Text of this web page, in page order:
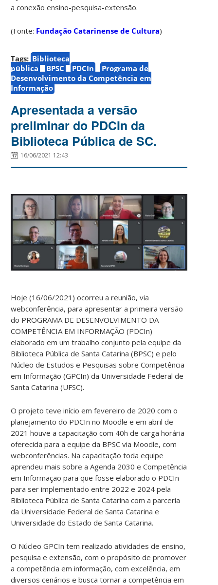
a conexão ensino-pesquisa-extensão.
(Fonte: Fundação Catarinense de Cultura)
Tags: Biblioteca
pública
BPSC PDCIn
Programa de
Desenvolvimento da Competência em
Informação
Apresentada a versão
preliminar do PDCIn da
Biblioteca Pública de SC.
16/06/2021 12:43
Hoje (16/06/2021) ocorreu a reunião, via
webconferência, para apresentar a primeira versão
do PROGRAMA DE DESENVOLVIMENTO DA
COMPETÊNCIA EM INFORMAÇÃO (PDCIn)
elaborado em um trabalho conjunto pela equipe da
Biblioteca Pública de Santa Catarina (BPSC) e pelo
Núcleo de Estudos e Pesquisas sobre Competência
em Informação (GPCIn) da Universidade Federal de
Santa Catarina (UFSC).
O projeto teve início em fevereiro de 2020 com o
planejamento do PDCIn no Moodle e em abril de
2021 houve a capacitação com 40h de carga horária
oferecida para a equipe da BPSC via Moodle, com
webconferências. Na capacitação toda equipe
aprendeu mais sobre a Agenda 2030 e Competência
em Informação para que fosse elaborado o PDCIn
para ser implementado entre 2022 e 2024 pela
Biblioteca Pública de Santa Catarina com a parceria
da Universidade Federal de Santa Catarina e
Universidade do Estado de Santa Catarina.
O Núcleo GPCIn tem realizado atividades de ensino,
pesquisa e extensão, com o propósito de promover
a competência em informação, com excelência, em
diversos cenários e busca tornar a competência em